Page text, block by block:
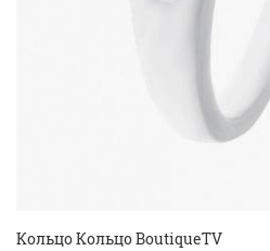
Кольцо Кольцо BoutiqueTV